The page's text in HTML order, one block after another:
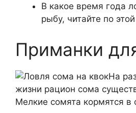
В какое время года
рыбу, читайте по
Приманки
На
жизни рацион сома
Мелкие сомята кормятся в